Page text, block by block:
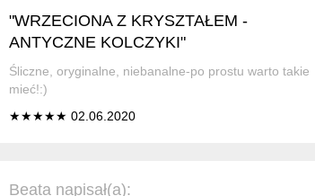
"WRZECIONA Z KRYSZTAŁEM -
ANTYCZNE KOLCZYKI"
Śliczne, oryginalne, niebanalne-po prostu warto takie
mieć!:)
★★★★★ 02.06.2020
Beata napisał(a):